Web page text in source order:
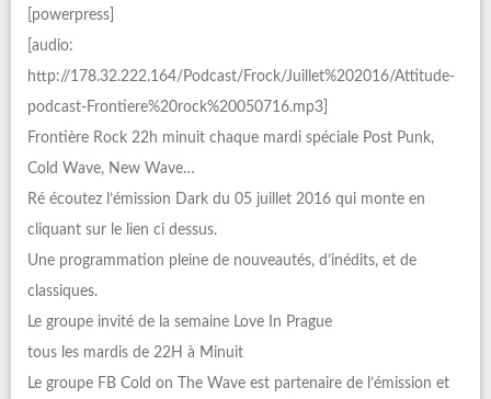
[powerpress]
[audio:
http://178.32.222.164/Podcast/Frock/Juillet%202016/Attitude-
podcast-Frontiere%20rock%20050716.mp3]
Frontière Rock 22h minuit chaque mardi spéciale Post Punk,
Cold Wave, New Wave…
Ré écoutez l’émission Dark du 05 juillet 2016 qui monte en
cliquant sur le lien ci dessus.
Une programmation pleine de nouveautés, d’inédits, et de
classiques.
Le groupe invité de la semaine Love In Prague
tous les mardis de 22H à Minuit
Le groupe FB Cold on The Wave est partenaire de l’émission et